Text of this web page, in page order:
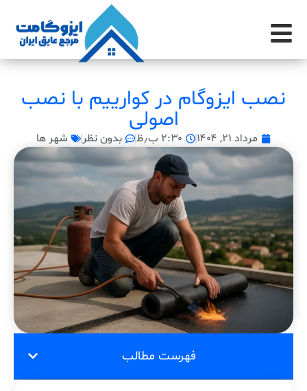
نصب ایزوگام در کوارییم با نصب
اصولی
مرداد ۲۱, ۱۴۰۴ ۲:۳۰ ب٫ظ بدون نظر شهر ها
فهرست مطالب